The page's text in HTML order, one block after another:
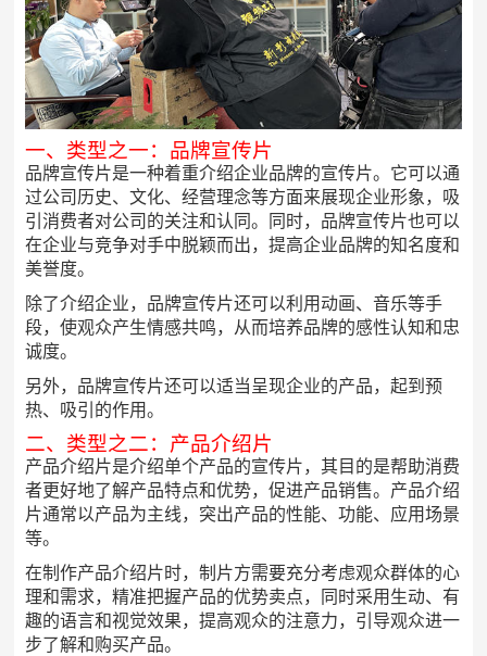
一、类型之一：品牌宣传片
品牌宣传片是一种着重介绍企业品牌的宣传片。它可以通
过公司历史、文化、经营理念等方面来展现企业形象，吸
引消费者对公司的关注和认同。同时，品牌宣传片也可以
在企业与竞争对手中脱颖而出，提高企业品牌的知名度和
美誉度。
除了介绍企业，品牌宣传片还可以利用动画、音乐等手
段，使观众产生情感共鸣，从而培养品牌的感性认知和忠
诚度。
另外，品牌宣传片还可以适当呈现企业的产品，起到预
热、吸引的作用。
二、类型之二：产品介绍片
产品介绍片是介绍单个产品的宣传片，其目的是帮助消费
者更好地了解产品特点和优势，促进产品销售。产品介绍
片通常以产品为主线，突出产品的性能、功能、应用场景
等。
在制作产品介绍片时，制片方需要充分考虑观众群体的心
理和需求，精准把握产品的优势卖点，同时采用生动、有
趣的语言和视觉效果，提高观众的注意力，引导观众进一
步了解和购买产品。